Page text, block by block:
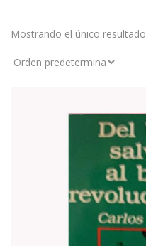
Mostrando el único resultado